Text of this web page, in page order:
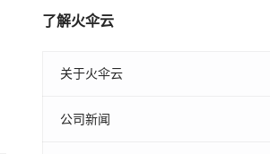
了解火伞云
关于火伞云
公司新闻